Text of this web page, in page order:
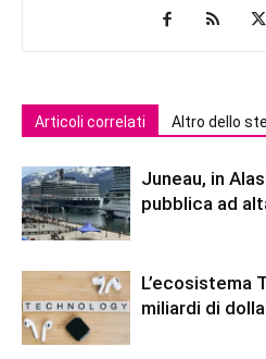
Articoli correlati Altro dello
Juneau, in
pubblica ad
L’ecosistema
miliardi di